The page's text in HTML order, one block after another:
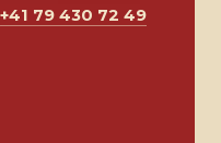
+41 79 430 72 49